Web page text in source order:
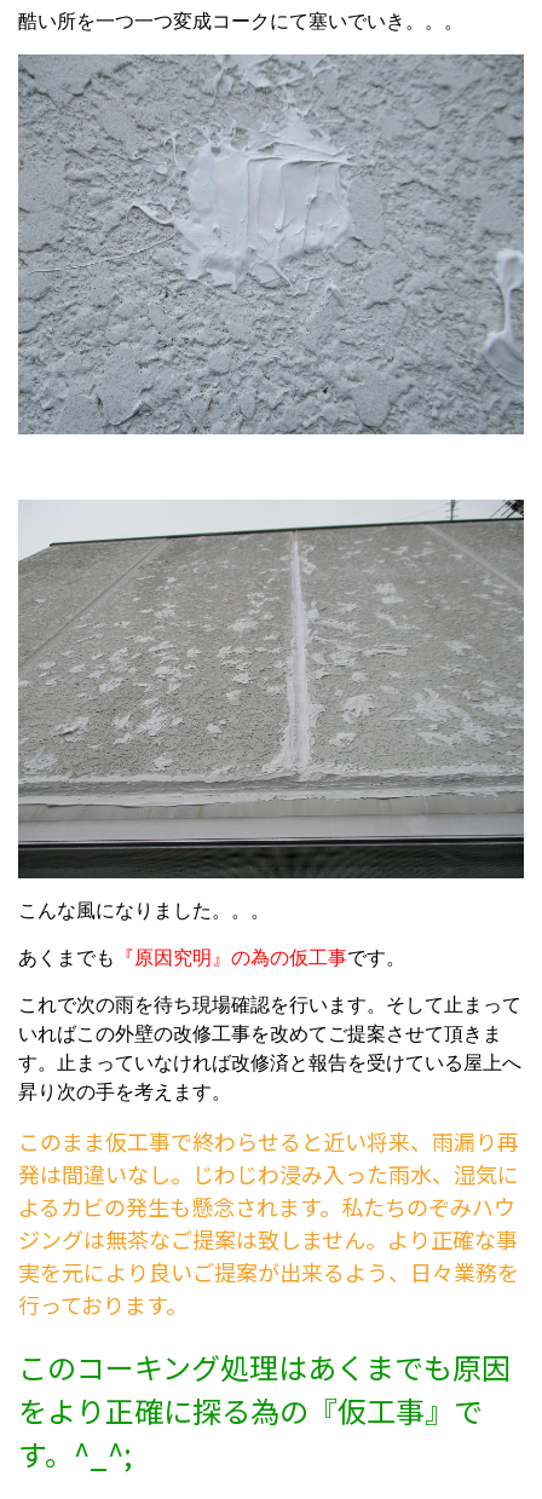
酷い所を一つ一つ変成コークにて塞いでいき。。。
こんな風になりました。。。
あくまでも 『原因究明』の為の仮工事です。
これで次の雨を待ち現場確認を行います。そして止まって
いればこの外壁の改修工事を改めてご提案させて頂きま
す。止まっていなければ改修済と報告を受けている屋上へ
昇り次の手を考えます。
このまま仮工事で終わらせると近い将来、雨漏り再
発は間違いなし。じわじわ浸み入った雨水、湿気に
よるカビの発生も懸念されます。私たちのぞみハウ
ジングは無茶なご提案は致しません。より正確な事
実を元により良いご提案が出来るよう、日々業務を
行っております。
このコーキング処理はあくまでも原因
をより正確に探る為の『仮工事』で
す。^_^;